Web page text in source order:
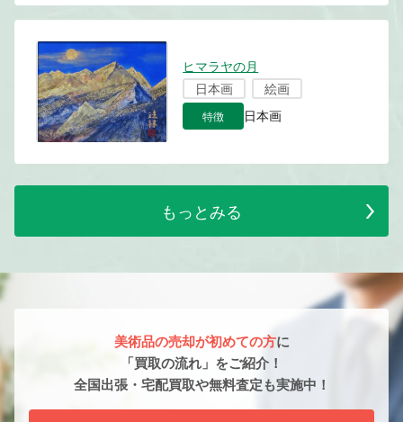
ヒマラヤの月
日本画
絵画
特徴 日本画
もっとみる
美術品の売却が初めての方に
「買取の流れ」をご紹介！
全国出張・宅配買取や無料査定も実施中！